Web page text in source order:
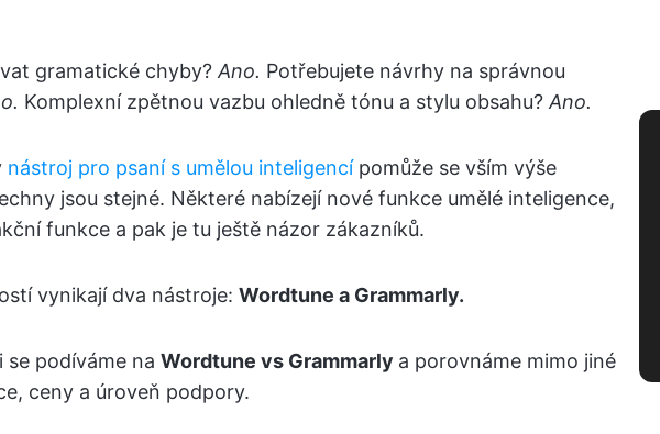
gramatické chyby? Ano. Potřebujete návrhy na správnou
Komplexní zpětnou vazbu ohledně tónu a stylu obsahu? Ano.
nástroj pro psaní s umělou inteligencípomůže se vším výše
jsou stejné. Některé nabízejí nové funkce umělé inteligence,
funkce a pak je tu ještě názor zákazníků.
vynikají dva nástroje: Wordtune a Grammarly.
podíváme na Wordtune vs Grammarly a porovnáme mimo jiné
ceny a úroveň podpory.